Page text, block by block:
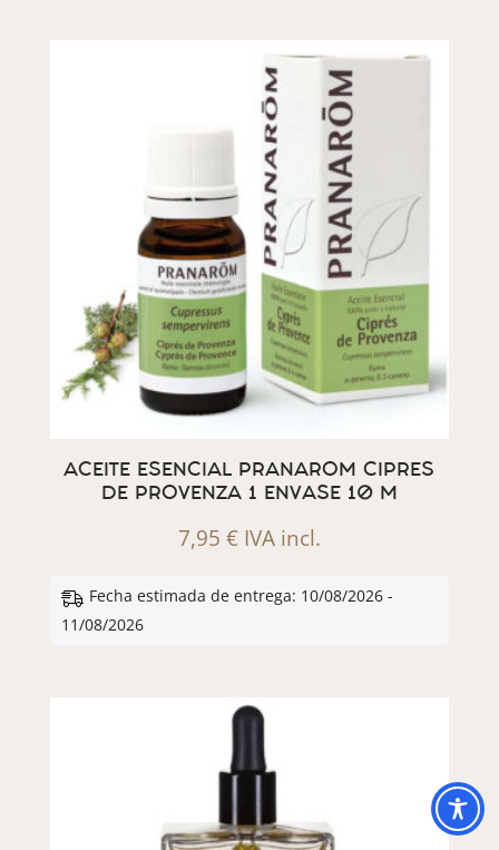
ACEITE ESENCIAL PRANAROM CIPRES
DE PROVENZA 1 ENVASE 10 M
7,95 € IVA incl.
Fecha estimada de entrega: 10/08/2026 -
11/08/2026